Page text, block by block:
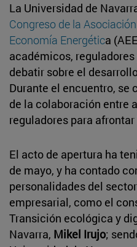
La Universidad de
Congreso de la
Economía Energética
académicos,
debatir sobre el
Durante el encuentro, se
de la colaboración entre
reguladores para
El acto de apertura ha
de mayo, y ha contado
personalidades del
empresarial, como el
Transición ecológica y
Navarra, Mikel Irujo;